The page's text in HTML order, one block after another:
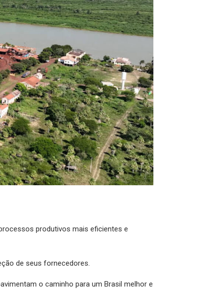
produtivos mais eficientes e
de seus fornecedores.
o caminho para um Brasil melhor e